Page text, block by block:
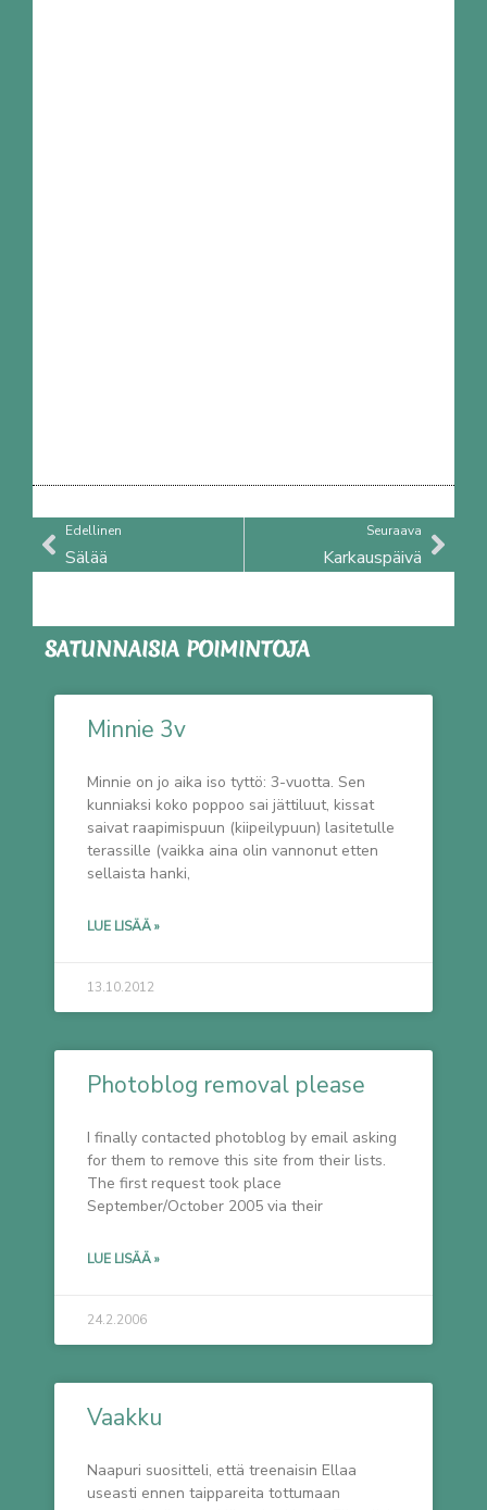
Prev
Edellinen
Sälää
Seuraava
Karkauspäivä
SATUNNAISIA POIMINTOJA
Minnie 3v
Minnie on jo aika iso tyttö: 3-vuotta. Sen
kunniaksi koko poppoo sai jättiluut, kissat
saivat raapimispuun (kiipeilypuun) lasitetulle
terassille (vaikka aina olin vannonut etten
sellaista hanki,
LUE LISÄÄ »
13.10.2012
Photoblog removal please
I finally contacted photoblog by email asking
for them to remove this site from their lists.
The first request took place
September/October 2005 via their
LUE LISÄÄ »
24.2.2006
Vaakku
Naapuri suositteli, että treenaisin Ellaa
useasti ennen taippareita tottumaan